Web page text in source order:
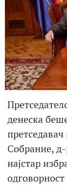
денеска
Собрание,
најстар